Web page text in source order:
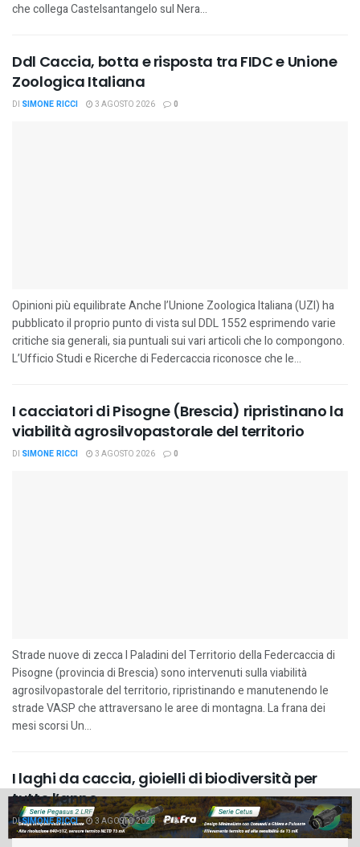
che collega Castelsantangelo sul Nera...
Ddl Caccia, botta e risposta tra FIDC e Unione
Zoologica Italiana
DI SIMONE RICCI 3 AGOSTO 2026 0
Opinioni più equilibrate Anche l’Unione Zoologica Italiana (UZI) ha
pubblicato il proprio punto di vista sul DDL 1552 esprimendo varie
critiche sia generali, sia puntuali sui vari articoli che lo compongono.
L’Ufficio Studi e Ricerche di Federcaccia riconosce che le...
I cacciatori di Pisogne (Brescia) ripristinano la
viabilità agrosilvopastorale del territorio
DI SIMONE RICCI 3 AGOSTO 2026 0
Strade nuove di zecca I Paladini del Territorio della Federcaccia di
Pisogne (provincia di Brescia) sono intervenuti sulla viabilità
agrosilvopastorale del territorio, ripristinando e manutenendo le
strade VASP che attraversano le aree di montagna. La frana dei
mesi scorsi Un...
I laghi da caccia, gioielli di biodiversità per
tutto l’anno
DISIMONE RICCI 3 AGOSTO 2026 0